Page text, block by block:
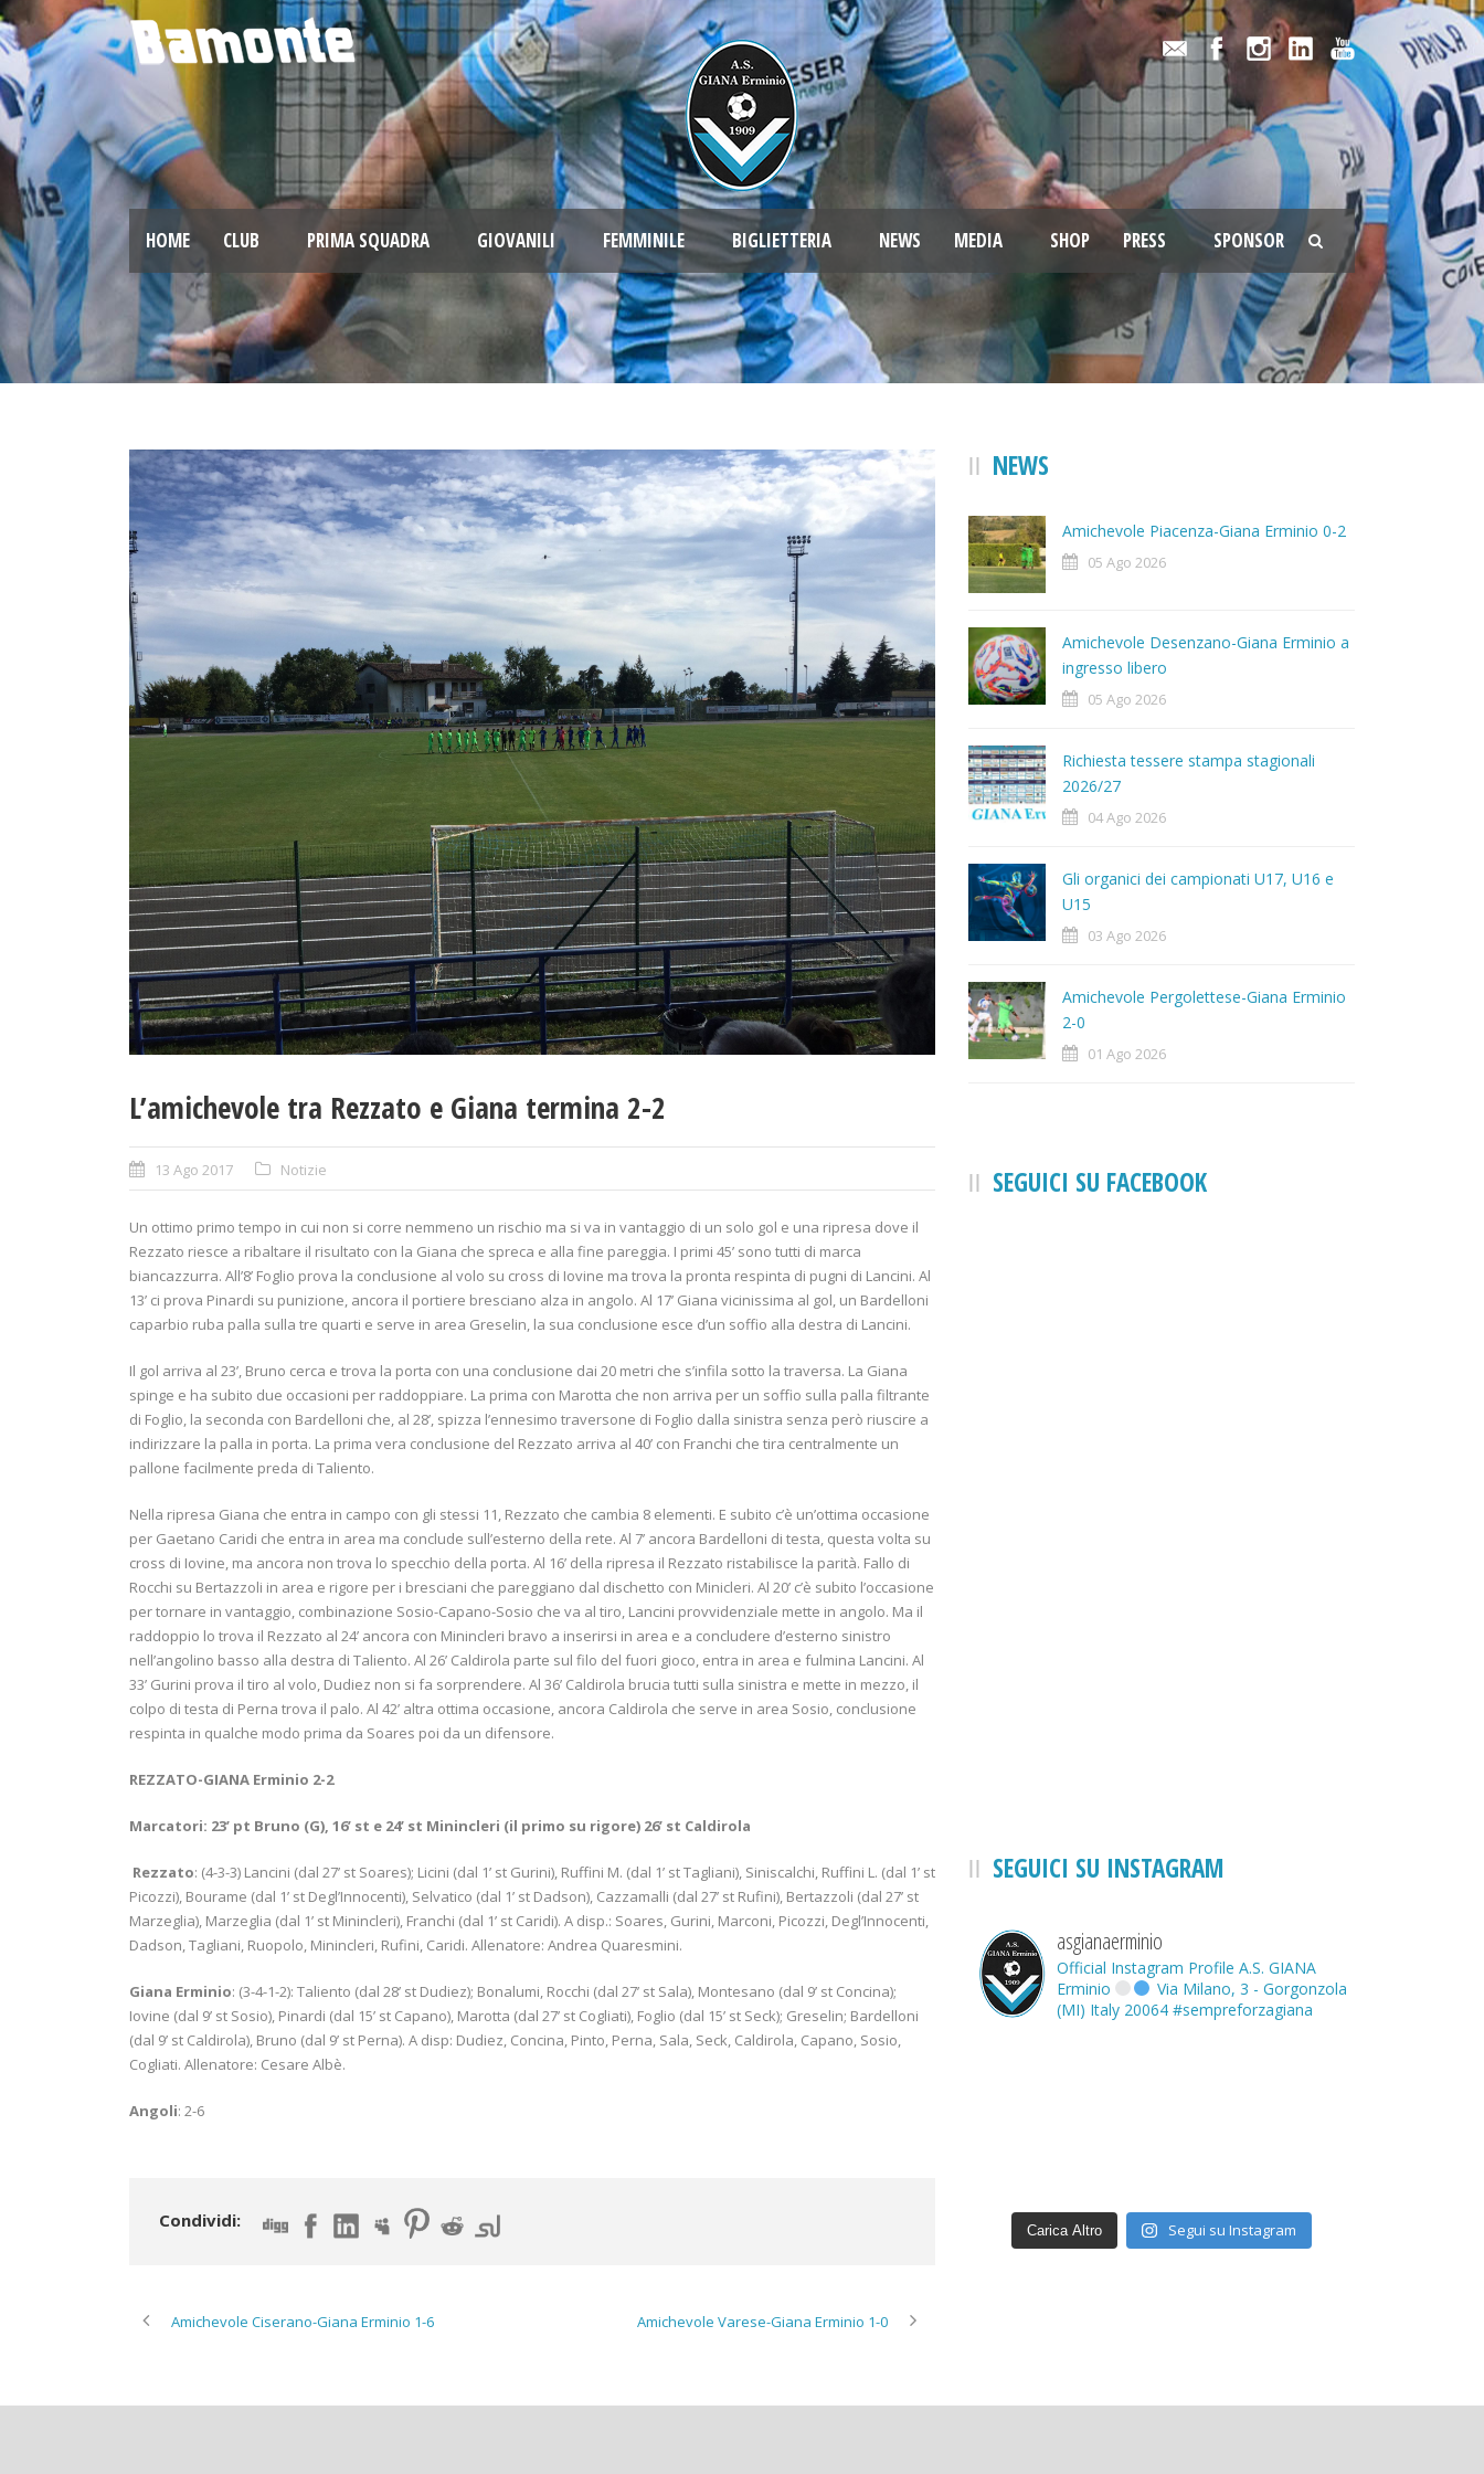
HOME CLUB PRIMA SQUADRA GIOVANILI FEMMINILE BIGLIETTERIA NEWS MEDIA SHOP PRESS SPONSOR
L’amichevole tra Rezzato e Giana termina 2-2
13 Ago 2017 Notizie
Un ottimo primo tempo in cui non si corre nemmeno un rischio ma si va in vantaggio di un solo gol e una ripresa dove il
Rezzato riesce a ribaltare il risultato con la Giana che spreca e alla fine pareggia. I primi 45’ sono tutti di marca
biancazzurra. All’8’ Foglio prova la conclusione al volo su cross di Iovine ma trova la pronta respinta di pugni di Lancini. Al
13’ ci prova Pinardi su punizione, ancora il portiere bresciano alza in angolo. Al 17’ Giana vicinissima al gol, un Bardelloni
caparbio ruba palla sulla tre quarti e serve in area Greselin, la sua conclusione esce d’un soffio alla destra di Lancini.
Il gol arriva al 23’, Bruno cerca e trova la porta con una conclusione dai 20 metri che s’infila sotto la traversa. La Giana
spinge e ha subito due occasioni per raddoppiare. La prima con Marotta che non arriva per un soffio sulla palla filtrante
di Foglio, la seconda con Bardelloni che, al 28’, spizza l’ennesimo traversone di Foglio dalla sinistra senza però riuscire a
indirizzare la palla in porta. La prima vera conclusione del Rezzato arriva al 40’ con Franchi che tira centralmente un
pallone facilmente preda di Taliento.
Nella ripresa Giana che entra in campo con gli stessi 11, Rezzato che cambia 8 elementi. E subito c’è un’ottima occasione
per Gaetano Caridi che entra in area ma conclude sull’esterno della rete. Al 7’ ancora Bardelloni di testa, questa volta su
cross di Iovine, ma ancora non trova lo specchio della porta. Al 16’ della ripresa il Rezzato ristabilisce la parità. Fallo di
Rocchi su Bertazzoli in area e rigore per i bresciani che pareggiano dal dischetto con Minicleri. Al 20’ c’è subito l’occasione
per tornare in vantaggio, combinazione Sosio-Capano-Sosio che va al tiro, Lancini provvidenziale mette in angolo. Ma il
raddoppio lo trova il Rezzato al 24’ ancora con Minincleri bravo a inserirsi in area e a concludere d’esterno sinistro
nell’angolino basso alla destra di Taliento. Al 26’ Caldirola parte sul filo del fuori gioco, entra in area e fulmina Lancini. Al
33’ Gurini prova il tiro al volo, Dudiez non si fa sorprendere. Al 36’ Caldirola brucia tutti sulla sinistra e mette in mezzo, il
colpo di testa di Perna trova il palo. Al 42’ altra ottima occasione, ancora Caldirola che serve in area Sosio, conclusione
respinta in qualche modo prima da Soares poi da un difensore.
REZZATO-GIANA Erminio 2-2
Marcatori: 23’ pt Bruno (G), 16’ st e 24’ st Minincleri (il primo su rigore) 26’ st Caldirola
Rezzato: (4-3-3) Lancini (dal 27’ st Soares); Licini (dal 1’ st Gurini), Ruffini M. (dal 1’ st Tagliani), Siniscalchi, Ruffini L. (dal 1’ st
Picozzi), Bourame (dal 1’ st Degl’Innocenti), Selvatico (dal 1’ st Dadson), Cazzamalli (dal 27’ st Rufini), Bertazzoli (dal 27’ st
Marzeglia), Marzeglia (dal 1’ st Minincleri), Franchi (dal 1’ st Caridi). A disp.: Soares, Gurini, Marconi, Picozzi, Degl’Innocenti,
Dadson, Tagliani, Ruopolo, Minincleri, Rufini, Caridi. Allenatore: Andrea Quaresmini.
Giana Erminio: (3-4-1-2): Taliento (dal 28’ st Dudiez); Bonalumi, Rocchi (dal 27’ st Sala), Montesano (dal 9’ st Concina);
Iovine (dal 9’ st Sosio), Pinardi (dal 15’ st Capano), Marotta (dal 27’ st Cogliati), Foglio (dal 15’ st Seck); Greselin; Bardelloni
(dal 9’ st Caldirola), Bruno (dal 9’ st Perna). A disp: Dudiez, Concina, Pinto, Perna, Sala, Seck, Caldirola, Capano, Sosio,
Cogliati. Allenatore: Cesare Albè.
Angoli: 2-6
Condividi:
Amichevole Ciserano-Giana Erminio 1-6 Amichevole Varese-Giana Erminio 1-0
NEWS
Amichevole Piacenza-Giana Erminio 0-2
05 Ago 2026
Amichevole Desenzano-Giana Erminio a
ingresso libero
05 Ago 2026
Richiesta tessere stampa stagionali
2026/27
04 Ago 2026
Gli organici dei campionati U17, U16 e
U15
03 Ago 2026
Amichevole Pergolettese-Giana Erminio
2-0
01 Ago 2026
SEGUICI SU FACEBOOK
SEGUICI SU INSTAGRAM
asgianaerminio
Official Instagram Profile A.S. GIANA
Erminio
Via Milano, 3 - Gorgonzola
(MI) Italy 20064 #sempreforzagiana
Carica Altro Segui su Instagram